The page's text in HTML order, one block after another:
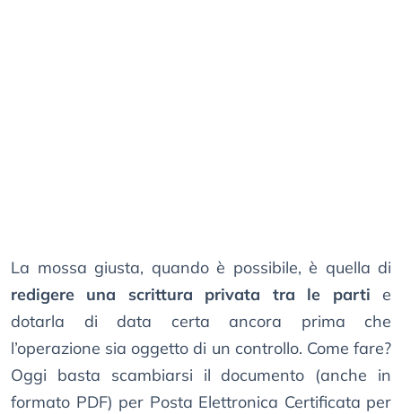
La mossa giusta, quando è possibile, è quella di
redigere una scrittura privata tra le parti e
dotarla di data certa ancora prima che
l’operazione sia oggetto di un controllo. Come fare?
Oggi basta scambiarsi il documento (anche in
formato PDF) per Posta Elettronica Certificata per